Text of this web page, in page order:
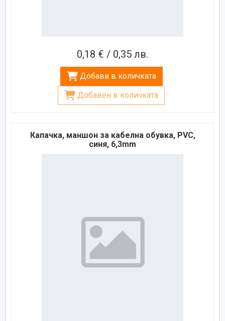
0,18 € / 0,35 лв.
Добави в количката
Добавен в количката
Капачка, маншон за кабелна обувка, PVC,
синя, 6,3mm